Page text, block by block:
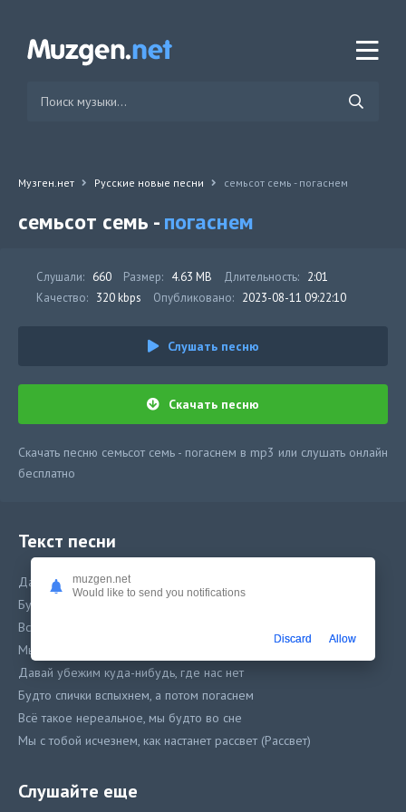
Музген.нет Русские новые песни семьсот семь - погаснем
семьсот семь -погаснем
Слушали: 660 Размер: 4.63 MB Длительность: 2:01
Качество: 320 kbps Опубликовано: 2023-08-11 09:22:10
Слушать песню
Скачать песню
Скачать песню семьсот семь - погаснем в mp3 или слушать онлайн
бесплатно
Текст песни
Давай убежим куда-нибудь, где нас нет
Будто спички вспыхнем, а потом погаснем
Всё такое нереальное, мы будто во сне
Мы с тобой исчезнем, как настанет рассвет (Рассвет)
Давай убежим куда-нибудь, где нас нет
Будто спички вспыхнем, а потом погаснем
Всё такое нереальное, мы будто во сне
Мы с тобой исчезнем, как настанет рассвет (Рассвет)
А может мы с тобой улетим? Не хочу быть один
Слушайте еще
muzgen.net
Would like to send you notifications
Discard Allow